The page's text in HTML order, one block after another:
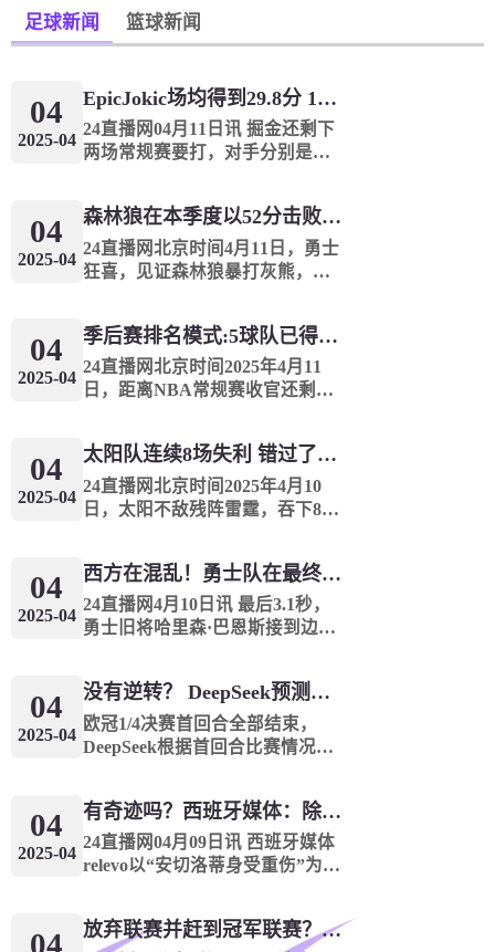
足球新闻 篮球新闻
04
2025-04
Epic️Jokic场均得到29.8分 12.8个篮板和10.2次助攻 平均三双很容易吗？
24直播网04月11日讯 掘金还剩下
两场常规赛要打，对手分别是灰
2027分869篮板696助攻，最后两
场常规赛如果全部出战，他只
需...
04
2025-04
森林狼在本季度以52分击败了灰熊！一个部分中的21个中有18个！骑着摇头丸的战士第六 湖船不舒服
24直播网北京时间4月11日，勇士
狂喜，见证森林狼暴打灰熊，一
NBA这么疯狂的进攻表演，森林
狼对阵灰熊的第3节，狼队打出了
单节52...
04
2025-04
季后赛排名模式:5球队已得到确认 西方有一支悲惨的3-8队
24直播网北京时间2025年4月11
日，距离NBA常规赛收官还剩3
火箭分别锁定西部前两名，骑士
凯尔特人分别锁定东部前两名，
魔术...
04
2025-04
太阳队连续8场失利 错过了季后赛 1.5亿巨人完全失败了
24直播网北京时间2025年4月10
日，太阳不敌残阵雷霆，吞下8连
胜，在仅剩两场比赛的情况下，
无论如何他们也无法超过独行
侠，这也意...
04
2025-04
西方在混乱！勇士队在最终成绩中排名第七 湖人队晋级季后赛 火箭向快船送了礼物
24直播网4月10日讯 最后3.1秒，
勇士旧将哈里森·巴恩斯接到边线
马刺114比111绝杀勇士。曾经的
湾区黑鹰用三分绝杀狠狠地...
04
2025-04
没有逆转？ DeepSeek预测冠军联赛的第二回合：4支球队在第一回合中获胜 枪手输了
欧冠1/4决赛首回合全部结束，
DeepSeek根据首回合比赛情况，
合赢球的4支球队均晋级。阿森纳
vs皇马阿森纳首回合主场3球大...
04
2025-04
有奇迹吗？西班牙媒体：除非皇马转过身赢得西甲或欧洲冠军
24直播网04月09日讯 西班牙媒体
relevo以“安切洛蒂身受重伤”为
预料到皇马会在赛季这个阶段依
04 放弃联赛并赶到冠军联赛？阿森纳没有希望赢得英超杯 赢得欧洲冠军的可能性